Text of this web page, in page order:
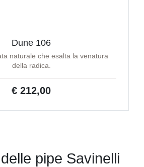
Dune 106
naturale che esalta la venatura
della radica.
€ 212,00
pipe Savinelli